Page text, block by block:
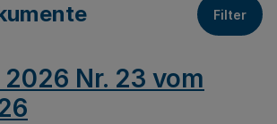
Filter
2026 Nr. 23 vom